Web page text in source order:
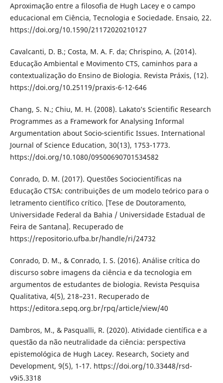
Aproximação entre a filosofia de Hugh Lacey e o campo
educacional em Ciência, Tecnologia e Sociedade. Ensaio, 22.
https://doi.org/10.1590/21172020210127
Cavalcanti, D. B.; Costa, M. A. F. da; Chrispino, A. (2014).
Educação Ambiental e Movimento CTS, caminhos para a
contextualização do Ensino de Biologia. Revista Práxis, (12).
https://doi.org/10.25119/praxis-6-12-646
Chang, S. N.; Chiu, M. H. (2008). Lakato’s Scientific Research
Programmes as a Framework for Analysing Informal
Argumentation about Socio-scientific Issues. International
Journal of Science Education, 30(13), 1753-1773.
https://doi.org/10.1080/09500690701534582
Conrado, D. M. (2017). Questões Sociocientíficas na
Educação CTSA: contribuições de um modelo teórico para o
letramento científico crítico. [Tese de Doutoramento,
Universidade Federal da Bahia / Universidade Estadual de
Feira de Santana]. Recuperado de
https://repositorio.ufba.br/handle/ri/24732
Conrado, D. M., & Conrado, I. S. (2016). Análise crítica do
discurso sobre imagens da ciência e da tecnologia em
argumentos de estudantes de biologia. Revista Pesquisa
Qualitativa, 4(5), 218–231. Recuperado de
https://editora.sepq.org.br/rpq/article/view/40
Dambros, M., & Pasqualli, R. (2020). Atividade científica e a
questão da não neutralidade da ciência: perspectiva
epistemológica de Hugh Lacey. Research, Society and
Development, 9(5), 1-17. https://doi.org/10.33448/rsd-
v9i5.3318